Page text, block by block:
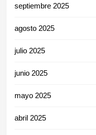
septiembre 2025
agosto 2025
julio 2025
junio 2025
mayo 2025
abril 2025